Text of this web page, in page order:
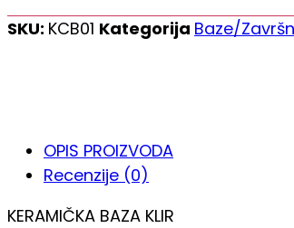
SKU: KCB01 Kategorija Baze/
OPIS PROIZVODA
Recenzije (0)
KERAMIČKA BAZA KLIR